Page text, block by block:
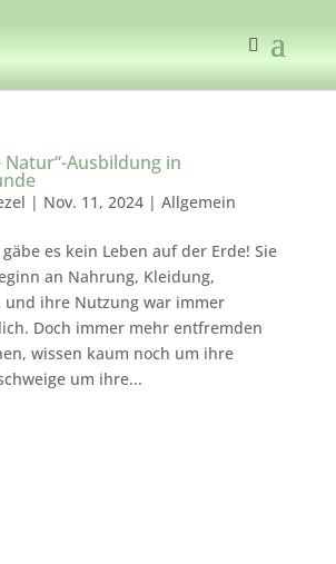
Ausbildung in
| Nov. 11, 2024| Allgemein
es kein Leben auf der Erde! Sie
an Nahrung, Kleidung,
und ihre Nutzung war immer
Doch immer mehr entfremden
wissen kaum noch um ihre
um ihre...